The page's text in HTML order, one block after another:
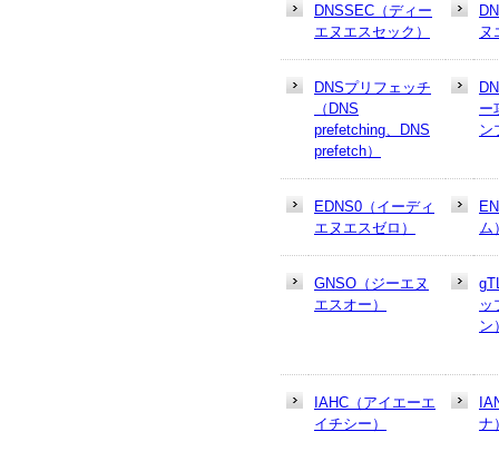
DNSSEC（ディー
エヌエスセック）
ヌ
DNSプリフェッチ
（DNS
prefetching、DNS
prefetch）
ー
ン
EDNS0（イーディ
エヌエスゼロ）
ム
GNSO（ジーエヌ
エスオー）
ッ
ン
IAHC（アイエーエ
イチシー）
ナ